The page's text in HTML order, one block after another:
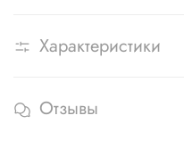
Характеристики
Отзывы